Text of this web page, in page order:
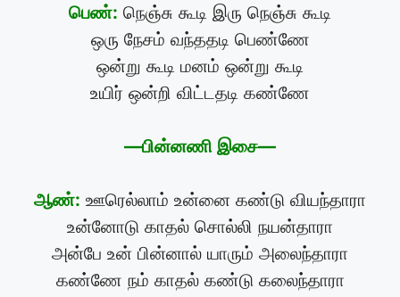
பெண்: நெஞ்சு கூடி இரு நெஞ்சு கூடி
ஒரு நேசம் வந்ததடி பெண்ணே
ஒன்று கூடி மனம் ஒன்று கூடி
உயிர் ஒன்றி விட்டதடி கண்ணே
—பின்னணி இசை—
ஆண்: ஊரெல்லாம் உன்னை கண்டு வியந்தாரா
உன்னோடு காதல் சொல்லி நயன்தாரா
அன்பே உன் பின்னால் யாரும் அலைந்தாரா
கண்ணே நம் காதல் கண்டு கலைந்தாரா